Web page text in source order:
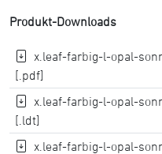
Produkt-Downloads
x.leaf-farbig-l-opal-
[.pdf]
x.leaf-farbig-l-opal-
[.ldt]
x.leaf-farbig-l-opal-